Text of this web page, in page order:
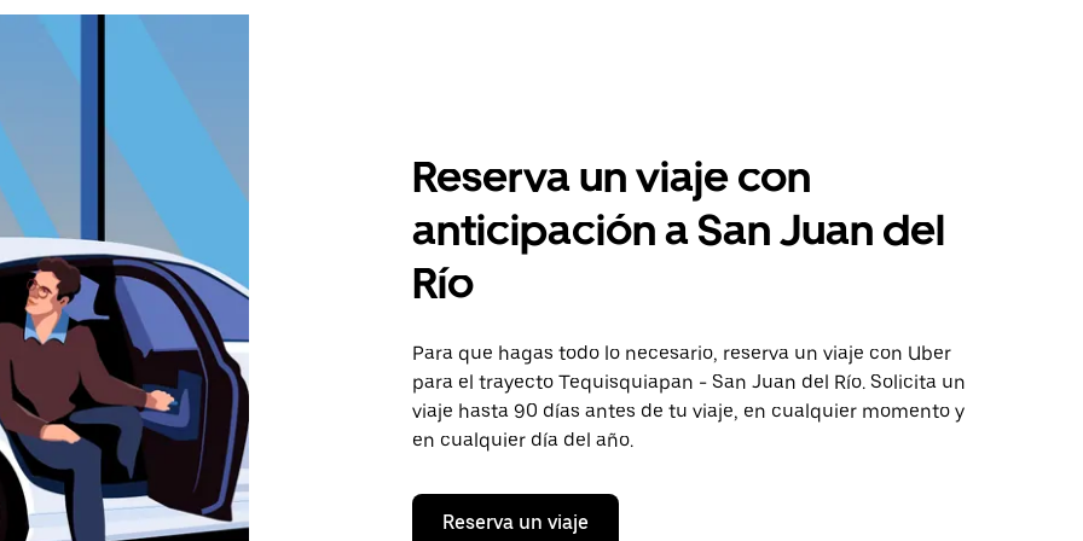
Reserva un viaje con
anticipación a San Juan del
Río
Para que hagas todo lo necesario, reserva un viaje con Uber
para el trayecto Tequisquiapan - San Juan del Río. Solicita un
viaje hasta 90 días antes de tu viaje, en cualquier momento y
en cualquier día del año.
Reserva un viaje